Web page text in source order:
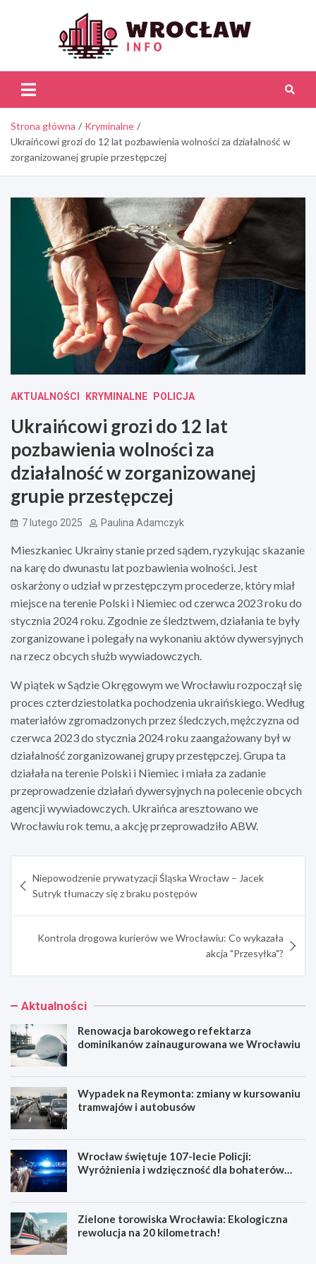
Strona główna
Kryminalne
Ukraińcowi grozi do 12 lat pozbawienia wolności za działalność w
zorganizowanej grupie przestępczej
AKTUALNOŚCI KRYMINALNE POLICJA
Ukraińcowi grozi do 12 lat
pozbawienia wolności za
działalność w zorganizowanej
grupie przestępczej
7 lutego 2025 Paulina Adamczyk
Mieszkaniec Ukrainy stanie przed sądem, ryzykując skazanie
na karę do dwunastu lat pozbawienia wolności. Jest
oskarżony o udział w przestępczym procederze, który miał
miejsce na terenie Polski i Niemiec od czerwca 2023 roku do
stycznia 2024 roku. Zgodnie ze śledztwem, działania te były
zorganizowane i polegały na wykonaniu aktów dywersyjnych
na rzecz obcych służb wywiadowczych.
W piątek w Sądzie Okręgowym we Wrocławiu rozpoczął się
proces czterdziestolatka pochodzenia ukraińskiego. Według
materiałów zgromadzonych przez śledczych, mężczyzna od
czerwca 2023 do stycznia 2024 roku zaangażowany był w
działalność zorganizowanej grupy przestępczej. Grupa ta
działała na terenie Polski i Niemiec i miała za zadanie
przeprowadzenie działań dywersyjnych na polecenie obcych
agencji wywiadowczych. Ukraińca aresztowano we
Wrocławiu rok temu, a akcję przeprowadziło ABW.
wpisu
Niepowodzenie prywatyzacji Śląska Wrocław – Jacek
Sutryk tłumaczy się z braku postępów
Kontrola drogowa kurierów we Wrocławiu: Co wykazała
akcja "Przesyłka"?
Aktualności
Renowacja barokowego refektarza
dominikanów zainaugurowana we Wrocławiu
Wypadek na Reymonta: zmiany w kursowaniu
tramwajów i autobusów
Wrocław świętuje 107-lecie Policji:
Wyróżnienia i wdzięczność dla bohaterów
Zielone torowiska Wrocławia: Ekologiczna
rewolucja na 20 kilometrach!
R
W